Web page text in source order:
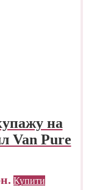
на
Van Pure
Купити